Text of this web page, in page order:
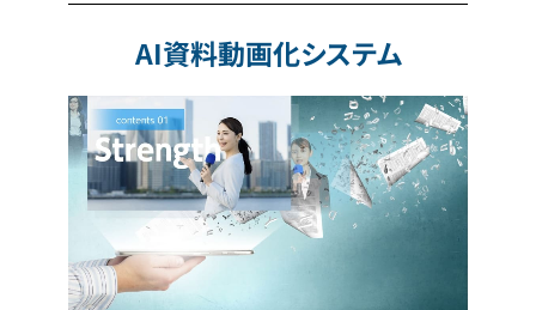
AI資料動画化システム